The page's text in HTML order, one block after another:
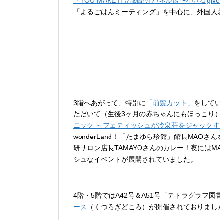
「よるごはんミーティング」を中心に、外国
3階へあがって、特別に 「前髪カット」 をして
ただいて（生後3ヶ月の赤ちゃんにもほっこり
ニック ～フェティッシュが冷泉荘をジャック
wonderLand！「たまゆら珍館」館長MAOさ
研サロン店長TAMAYOさんのカレー！夜には
シュなイベントが展開されていました。
4階・5階ではA42号＆A51号「テトラグラフ図
ース
（くつろぎどころ）が開催されておりま